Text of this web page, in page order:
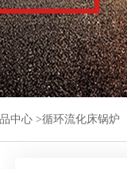
无烟浴暖锅炉
中心 >循环流化床锅炉